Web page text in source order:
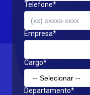
Telefone*
Empresa*
Cargo*
Departamento*